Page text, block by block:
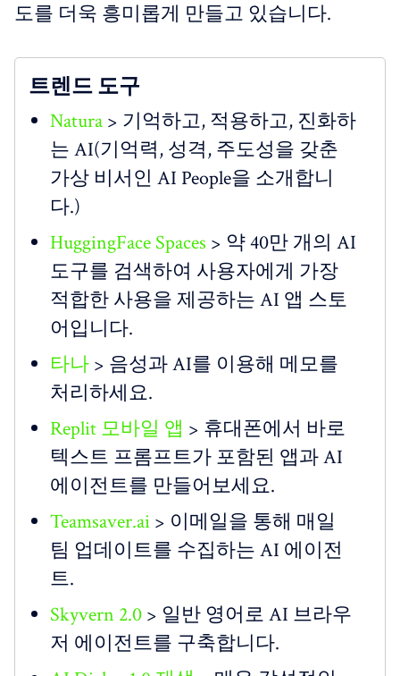
도를 더욱 흥미롭게 만들고 있습니다.
트렌드 도구
Natura > 기억하고, 적용하고, 진화하
는 AI(기억력, 성격, 주도성을 갖춘
가상 비서인 AI People을 소개합니
다.)
HuggingFace Spaces > 약 40만 개의 AI
도구를 검색하여 사용자에게 가장
적합한 사용을 제공하는 AI 앱 스토
어입니다.
타나 > 음성과 AI를 이용해 메모를
처리하세요.
Replit 모바일 앱 > 휴대폰에서 바로
텍스트 프롬프트가 포함된 앱과 AI
에이전트를 만들어보세요.
Teamsaver.ai > 이메일을 통해 매일
팀 업데이트를 수집하는 AI 에이전
트.
Skyvern 2.0 > 일반 영어로 AI 브라우
저 에이전트를 구축합니다.